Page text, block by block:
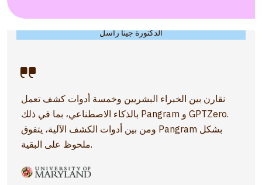
الدكتورة جينا راسل
نقارن بين الخبراء البشريين وخمسة أدوات كشف تعمل
بالذكاء الاصطناعي، بما في ذلك Pangram و GPTZero.
ومن بين أدوات الكشف الآلية، يتفوق Pangram بشكل
ملحوظ على البقية.